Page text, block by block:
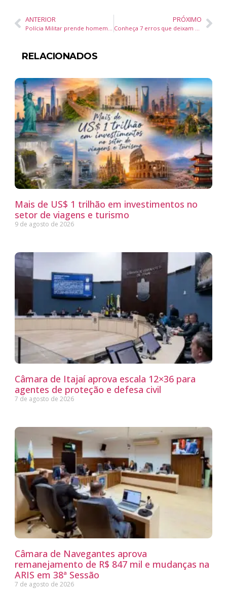
ANTERIOR PRÓXIMO
RELACIONADOS
Mais de US$ 1 trilhão em investimentos no
setor de viagens e turismo
9 de agosto de 2026
Câmara de Itajaí aprova escala 12×36 para
agentes de proteção e defesa civil
7 de agosto de 2026
Câmara de Navegantes aprova
remanejamento de R$ 847 mil e mudanças na
ARIS em 38ª Sessão
7 de agosto de 2026